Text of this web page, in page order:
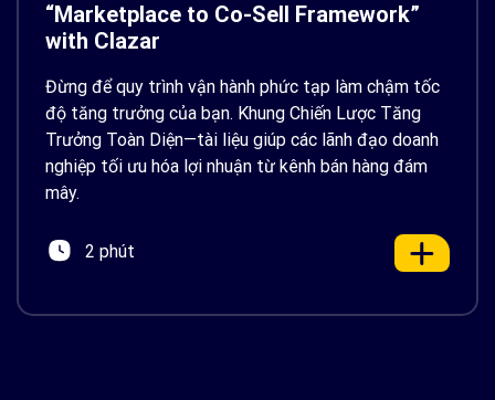
“Marketplace to Co-Sell Framework”
with Clazar
Đừng để quy trình vận hành phức tạp làm chậm tốc
độ tăng trưởng của bạn. Khung Chiến Lược Tăng
Trưởng Toàn Diện—tài liệu giúp các lãnh đạo doanh
nghiệp tối ưu hóa lợi nhuận từ kênh bán hàng đám
mây.
2 phút